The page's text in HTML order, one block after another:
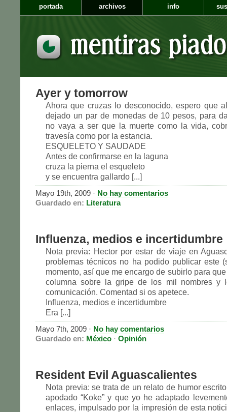
portada archivos info
Ayer y tomorrow
Ahora que cruzas lo desconocido, espero que
dejado un par de monedas de 10 pesos, para
no vaya a ser que la muerte como la vida,
travesía como por la estancia.
ESQUELETO Y SAUDADE
Antes de confirmarse en la laguna
cruza la pierna el esqueleto
y se encuentra gallardo [...]
Mayo 19th, 2009 · No hay comentarios
Guardado en: Literatura
Influenza, medios e incertidumbre
Nota previa: Hector por estar de viaje en
problemas técnicos no ha podido publicar este
momento, así que me encargo de subirlo para
columna sobre la gripe de los mil nombres y
comunicación. Comentad si os apetece.
Influenza, medios e incertidumbre
Era [...]
Mayo 7th, 2009 · No hay comentarios
Guardado en: México · Opinión
Resident Evil Aguascalientes
Nota previa: se trata de un relato de humor
apodado “Koke” y que yo he adaptado
enlaces, impulsado por la impresión de esta